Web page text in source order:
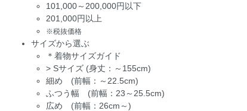
101,000～200,000円以下
201,000円以上
※税抜価格
サイズから選ぶ
＊着物サイズガイド
> Sサイズ (身丈：～155cm)
細め (前幅：～22.5cm)
ふつう幅 (前幅：23～25.5cm)
広め (前幅：26cm～)